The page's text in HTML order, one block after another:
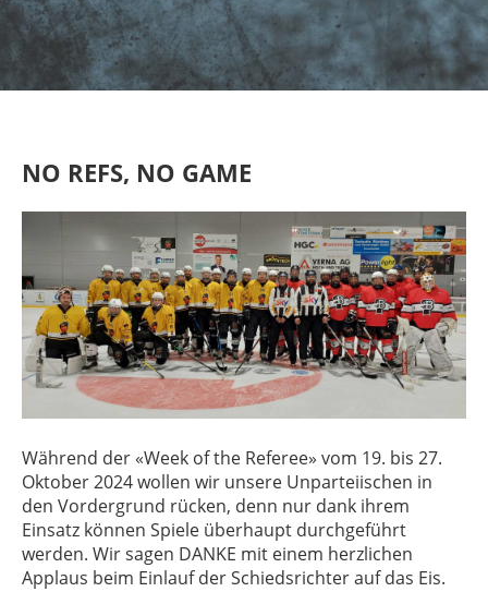
NO REFS, NO GAME
Während der «Week of the Referee» vom 19. bis 27.
Oktober 2024 wollen wir unsere Unparteiischen in
den Vordergrund rücken, denn nur dank ihrem
Einsatz können Spiele überhaupt durchgeführt
werden. Wir sagen DANKE mit einem herzlichen
Applaus beim Einlauf der Schiedsrichter auf das Eis.